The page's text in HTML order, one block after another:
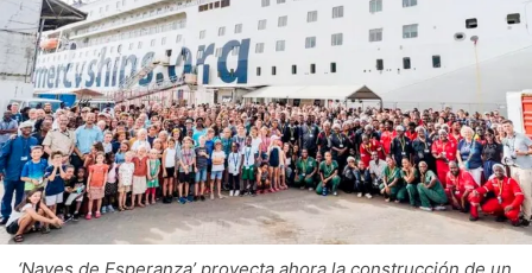
‘Naves de Esperanza’ proyecta ahora la construcción de un